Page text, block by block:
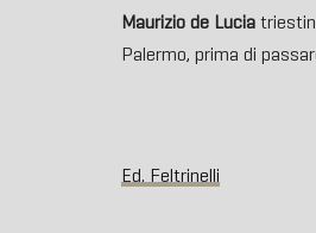
Maurizio de Lucia
Palermo, prima di
Ed. Feltrinelli